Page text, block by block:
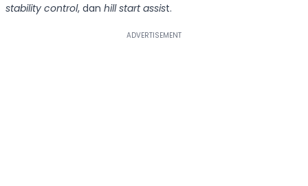
stability control, dan hill start assist.